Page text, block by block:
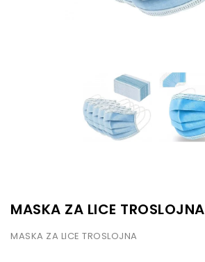
MASKA ZA LICE TROSLOJNA
MASKA ZA LICE TROSLOJNA